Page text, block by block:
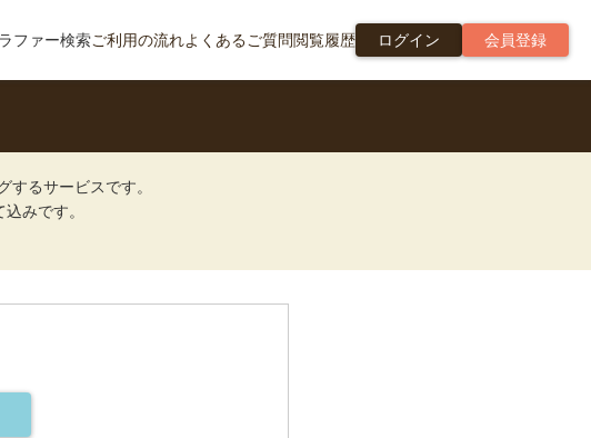
ファー検索ご利用の流れよくあるご質問閲覧履歴 ログイン 会員登録
るサービスです。
みです。